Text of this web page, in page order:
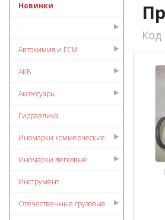
Новинки
..
Автохимия и ГСМ
АКБ
Аксессуары
Гидравлика
Иномарки коммерческие
Иномарки легковые
Инструмент
Отечественные грузовые
Код